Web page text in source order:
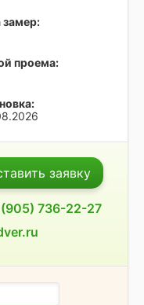
замер:
проема:
заявку
736-22-27